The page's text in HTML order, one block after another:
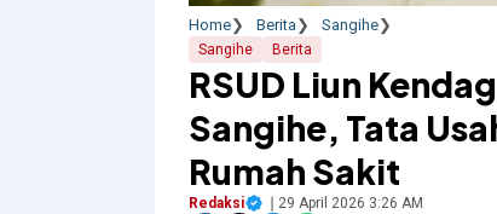
Home Berita Sangihe
Sangihe Berita
RSUD Liun
Sangihe, Tata
Rumah Sakit
Redaksi 29 April 2026 3:26 AM